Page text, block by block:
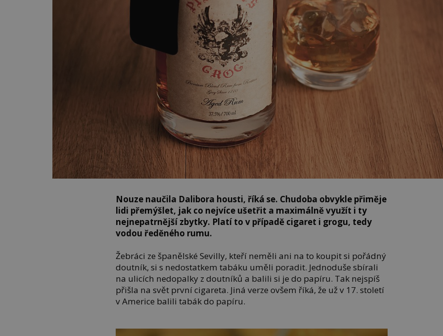
Nouze naučila Dalibora housti, říká se. Chudoba obvykle přiměje
lidi přemýšlet, jak co nejvíce ušetřit a maximálně využít i ty
nejnepatrnější zbytky. Platí to v případě cigaret i grogu, tedy
vodou ředěného rumu.
Žebráci ze španělské Sevilly, kteří neměli ani na to koupit si pořádný
doutník, si s nedostatkem tabáku uměli poradit. Jednoduše sbírali
na ulicích nedopalky z doutníků a balili si je do papíru. Tak nejspíš
přišla na svět první cigareta. Jiná verze ovšem říká, že už v 17. století
v Americe balili tabák do papíru.